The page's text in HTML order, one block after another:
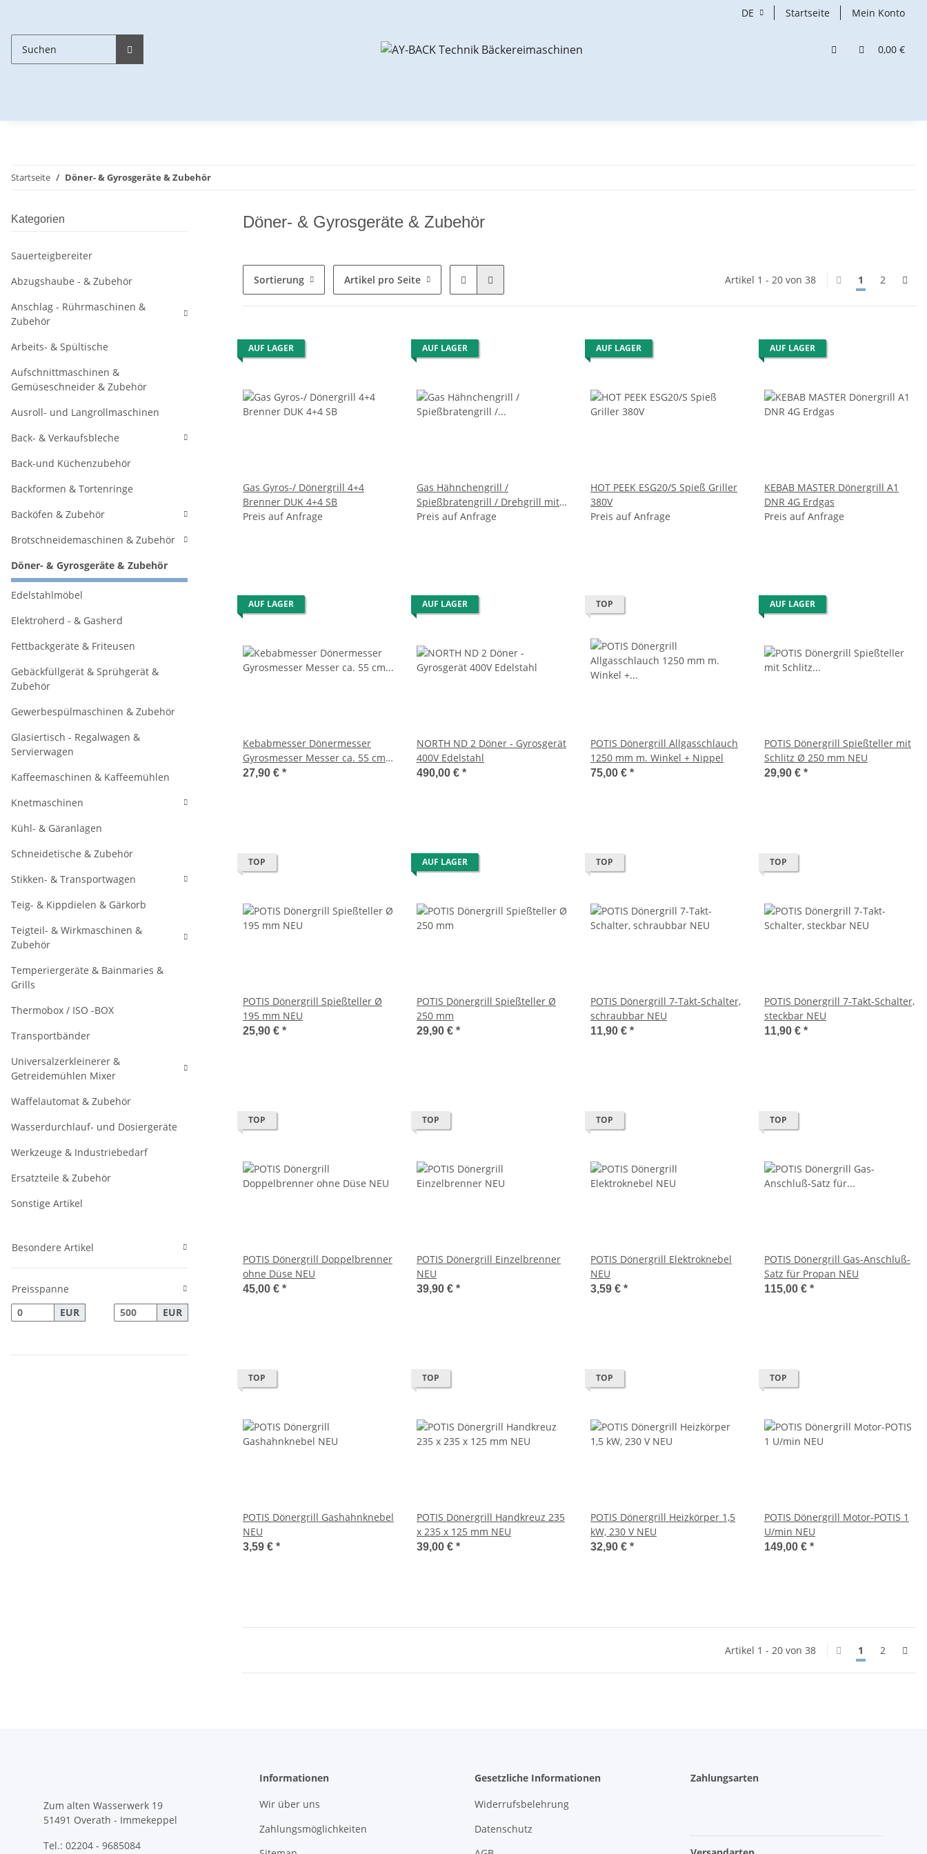
DE Startseite Mein Konto
0,00 €
Startseite Döner- & Gyrosgeräte & Zubehör
Döner- & Gyrosgeräte & Zubehör
Sortierung Artikel pro Seite Artikel 1 - 20 von 38 1 2
AUF LAGER
Gas Gyros-/ Dönergrill 4+4
Brenner DUK 4+4 SB
Preis auf Anfrage
AUF LAGER
Gas Hähnchengrill /
Spießbratengrill / Drehgrill mit 2
Spießen
Preis auf Anfrage
AUF LAGER
HOT PEEK ESG20/S Spieß Griller
380V
Preis auf Anfrage
AUF LAGER
KEBAB MASTER Dönergrill A1
DNR 4G Erdgas
Preis auf Anfrage
AUF LAGER
Kebabmesser Dönermesser
Gyrosmesser Messer ca. 55 cm
Klinge NEU
27,90 € *
AUF LAGER
NORTH ND 2 Döner - Gyrosgerät
400V Edelstahl
490,00 € *
TOP
POTIS Dönergrill Allgasschlauch
1250 mm m. Winkel + Nippel
75,00 € *
AUF LAGER
POTIS Dönergrill Spießteller mit
Schlitz Ø 250 mm NEU
29,90 € *
TOP
POTIS Dönergrill Spießteller Ø
195 mm NEU
25,90 € *
AUF LAGER
POTIS Dönergrill Spießteller Ø
250 mm
29,90 € *
TOP
POTIS Dönergrill 7-Takt-Schalter,
schraubbar NEU
11,90 € *
TOP
POTIS Dönergrill 7-Takt-Schalter,
steckbar NEU
11,90 € *
TOP
POTIS Dönergrill Doppelbrenner
ohne Düse NEU
45,00 € *
TOP
POTIS Dönergrill Einzelbrenner
NEU
39,90 € *
TOP
POTIS Dönergrill Elektroknebel
NEU
3,59 € *
TOP
POTIS Dönergrill Gas-Anschluß-
Satz für Propan NEU
115,00 € *
TOP
POTIS Dönergrill Gashahnknebel
NEU
3,59 € *
TOP
POTIS Dönergrill Handkreuz 235
x 235 x 125 mm NEU
39,00 € *
TOP
POTIS Dönergrill Heizkörper 1,5
kW, 230 V NEU
32,90 € *
TOP
POTIS Dönergrill Motor-POTIS 1
U/min NEU
149,00 € *
Artikel 1 - 20 von 38 1 2
Kategorien
Sauerteigbereiter
Abzugshaube - & Zubehör
Anschlag - Rührmaschinen &
Zubehör
Arbeits- & Spültische
Aufschnittmaschinen &
Gemüseschneider & Zubehör
Ausroll- und Langrollmaschinen
Back- & Verkaufsbleche
Back-und Küchenzubehör
Backformen & Tortenringe
Backöfen & Zubehör
Brotschneidemaschinen & Zubehör
Döner- & Gyrosgeräte & Zubehör
Edelstahlmöbel
Elektroherd - & Gasherd
Fettbackgeräte & Friteusen
Gebäckfüllgerät & Sprühgerät &
Zubehör
Gewerbespülmaschinen & Zubehör
Glasiertisch - Regalwagen &
Servierwagen
Kaffeemaschinen & Kaffeemühlen
Knetmaschinen
Kühl- & Gäranlagen
Schneidetische & Zubehör
Stikken- & Transportwagen
Teig- & Kippdielen & Gärkorb
Teigteil- & Wirkmaschinen &
Zubehör
Temperiergeräte & Bainmaries &
Grills
Thermobox / ISO -BOX
Transportbänder
Universalzerkleinerer &
Getreidemühlen Mixer
Waffelautomat & Zubehör
Wasserdurchlauf- und Dosiergeräte
Werkzeuge & Industriebedarf
Ersatzteile & Zubehör
Sonstige Artikel
Besondere Artikel
Preisspanne
EUR
EUR
Zum alten Wasserwerk 19
51491 Overath - Immekeppel
Tel.: 02204 - 9685084
Informationen
Wir über uns
Zahlungsmöglichkeiten
Gesetzliche Informationen
Widerrufsbelehrung
Datenschutz
Zahlungsarten